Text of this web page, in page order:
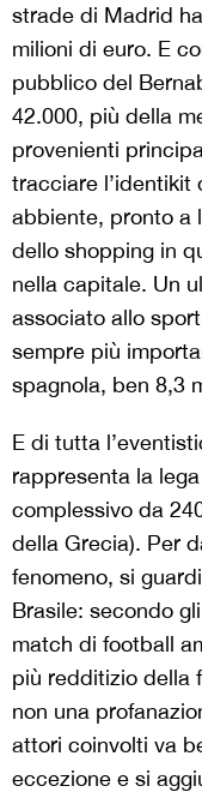
strade di Madrid
milioni di euro. E
pubblico del
42.000, più della
provenienti
tracciare l’identikit
abbiente, pronto a
dello shopping in
nella capitale. Un
associato allo
sempre più
spagnola, ben 8,3
E di tutta
rappresenta la
complessivo da
della Grecia). Per
fenomeno, si
Brasile: secondo
match di football
più redditizio della
non una
attori coinvolti va
eccezione e si